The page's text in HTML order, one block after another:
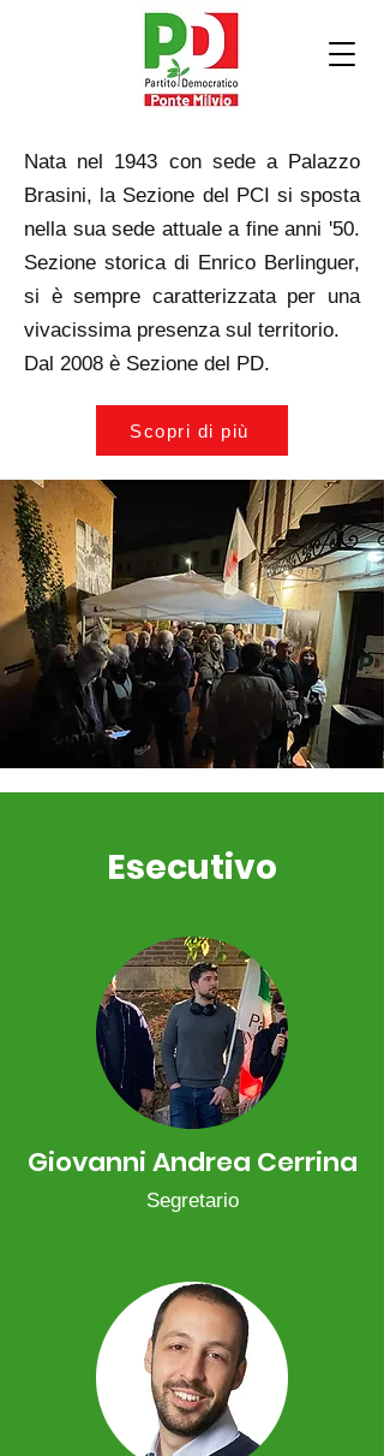
Nata nel 1943 con sede a Palazzo
Brasini, la Sezione del PCI si sposta
nella sua sede attuale a fine anni '50.
Sezione storica di Enrico Berlinguer,
si è sempre caratterizzata per una
vivacissima presenza sul territorio.
Dal 2008 è Sezione del PD.
Scopri di più
Esecutivo
Giovanni Andrea Cerrina
Segretario